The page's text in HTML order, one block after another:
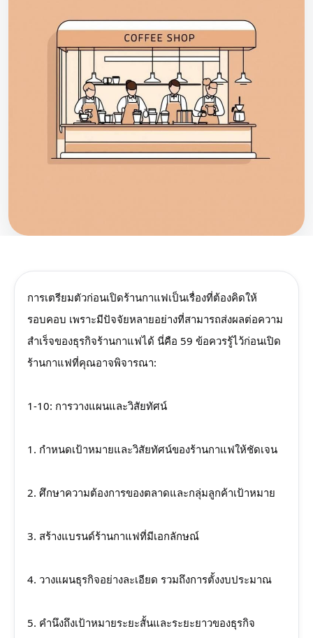
การเตรียมตัวก่อนเปิดร้านกาแฟเป็นเรื่องที่ต้องคิดให้
รอบคอบ เพราะมีปัจจัยหลายอย่างที่สามารถส่งผลต่อความ
สำเร็จของธุรกิจร้านกาแฟได้ นี่คือ 59 ข้อควรรู้ไว้ก่อนเปิด
ร้านกาแฟที่คุณอาจพิจารณา:
1-10: การวางแผนและวิสัยทัศน์
1. กำหนดเป้าหมายและวิสัยทัศน์ของร้านกาแฟให้ชัดเจน
2. ศึกษาความต้องการของตลาดและกลุ่มลูกค้าเป้าหมาย
3. สร้างแบรนด์ร้านกาแฟที่มีเอกลักษณ์
4. วางแผนธุรกิจอย่างละเอียด รวมถึงการตั้งงบประมาณ
5. คำนึงถึงเป้าหมายระยะสั้นและระยะยาวของธุรกิจ